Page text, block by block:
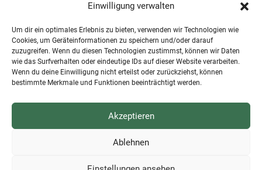
Einwilligung verwalten
Um dir ein optimales Erlebnis zu bieten, verwenden wir Technologien wie
Cookies, um Geräteinformationen zu speichern und/oder darauf
zuzugreifen. Wenn du diesen Technologien zustimmst, können wir Daten
wie das Surfverhalten oder eindeutige IDs auf dieser Website verarbeiten.
Wenn du deine Einwilligung nicht erteilst oder zurückziehst, können
bestimmte Merkmale und Funktionen beeinträchtigt werden.
Akzeptieren
Ablehnen
Patienten